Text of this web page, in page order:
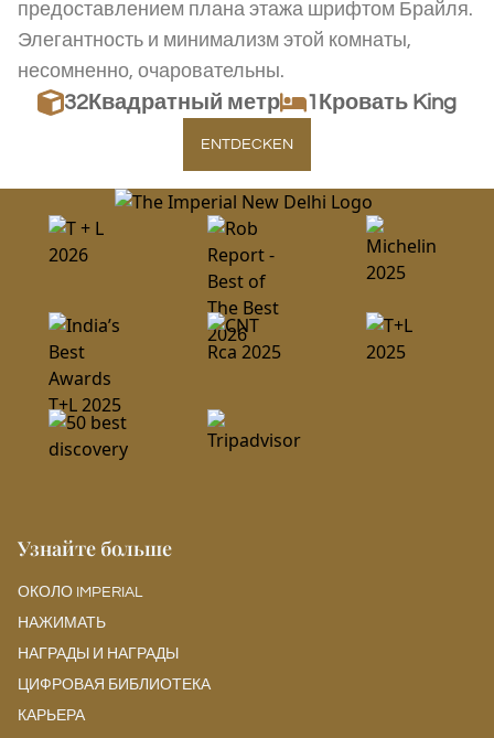
предоставлением плана этажа шрифтом Брайля.
Элегантность и минимализм этой комнаты,
несомненно, очаровательны.
32 Квадратный метр 1Кровать King
ENTDECKEN
Узнайте больше
ОКОЛО IMPERIAL
НАЖИМАТЬ
НАГРАДЫ И НАГРАДЫ
ЦИФРОВАЯ БИБЛИОТЕКА
КАРЬЕРА